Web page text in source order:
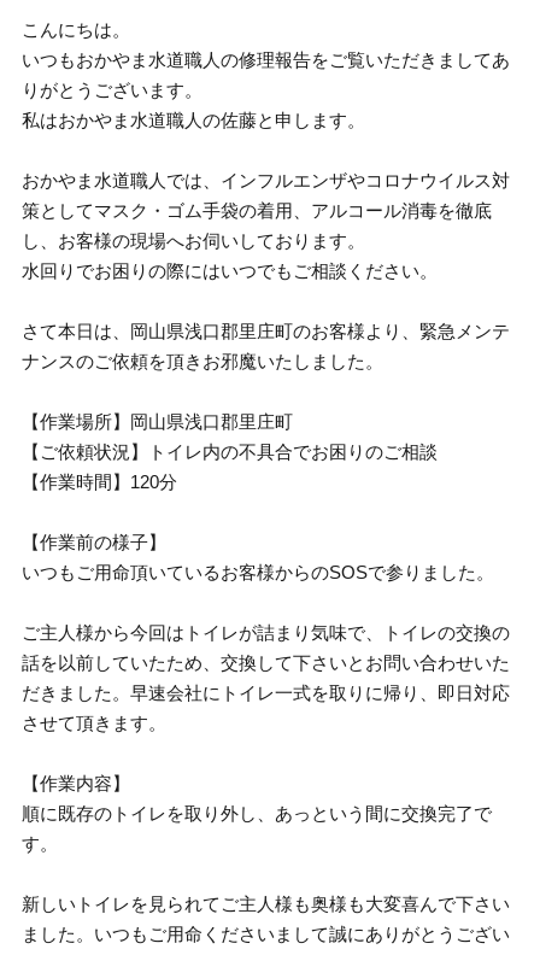
こんにちは。
いつもおかやま水道職人の修理報告をご覧いただきましてあ
りがとうございます。
私はおかやま水道職人の佐藤と申します。
おかやま水道職人では、インフルエンザやコロナウイルス対
策としてマスク・ゴム手袋の着用、アルコール消毒を徹底
し、お客様の現場へお伺いしております。
水回りでお困りの際にはいつでもご相談ください。
さて本日は、岡山県浅口郡里庄町のお客様より、緊急メンテ
ナンスのご依頼を頂きお邪魔いたしました。
【作業場所】岡山県浅口郡里庄町
【ご依頼状況】トイレ内の不具合でお困りのご相談
【作業時間】120分
【作業前の様子】
いつもご用命頂いているお客様からのSOSで参りました。
ご主人様から今回はトイレが詰まり気味で、トイレの交換の
話を以前していたため、交換して下さいとお問い合わせいた
だきました。早速会社にトイレ一式を取りに帰り、即日対応
させて頂きます。
【作業内容】
順に既存のトイレを取り外し、あっという間に交換完了で
す。
新しいトイレを見られてご主人様も奥様も大変喜んで下さい
ました。いつもご用命くださいまして誠にありがとうござい